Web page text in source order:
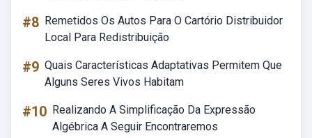
#8 Remetidos Os Autos Para O Cartório Distribuidor
Local Para Redistribuição
#9 Quais Características Adaptativas Permitem Que
Alguns Seres Vivos Habitam
#10 Realizando A Simplificação Da Expressão
Algébrica A Seguir Encontraremos